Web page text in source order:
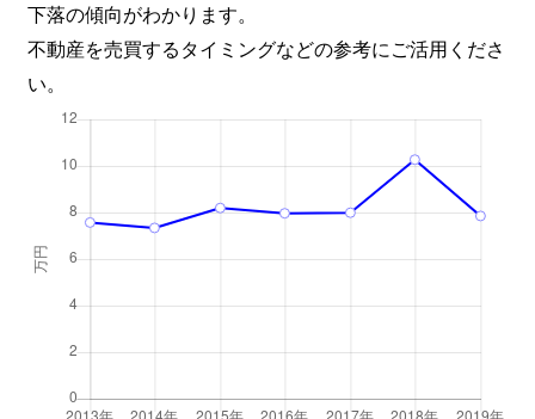
下落の傾向がわかります。
不動産を売買するタイミングなどの参考にご活用くださ
い。